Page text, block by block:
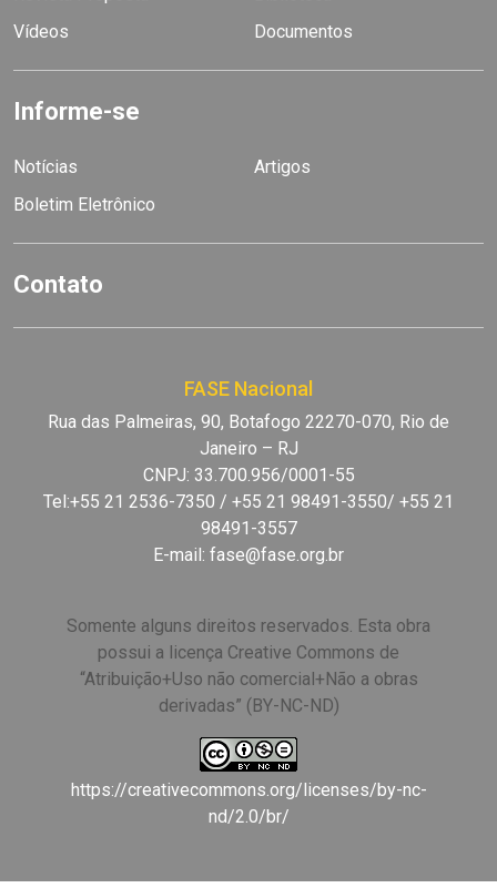
Vídeos
Documentos
Informe-se
Notícias
Artigos
Boletim Eletrônico
Contato
FASE Nacional
Rua das Palmeiras, 90, Botafogo 22270-070, Rio de
Janeiro – RJ
CNPJ: 33.700.956/0001-55
Tel:+55 21 2536-7350 / +55 21 98491-3550/ +55 21
98491-3557
E-mail: fase@fase.org.br
Somente alguns direitos reservados. Esta obra
possui a licença Creative Commons de
“Atribuição+Uso não comercial+Não a obras
derivadas” (BY-NC-ND)
https://creativecommons.org/licenses/by-nc-
nd/2.0/br/